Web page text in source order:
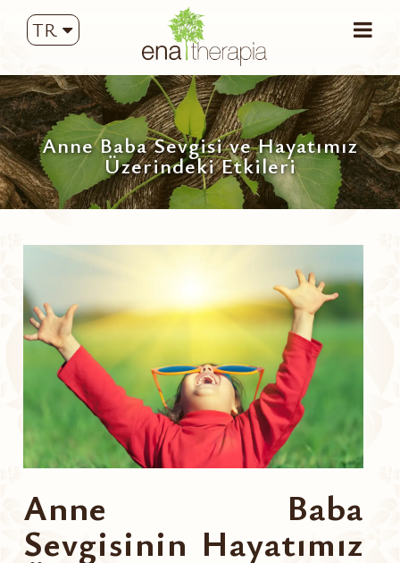
TR
Anne Baba Sevgisi ve Hayatımız
Üzerindeki Etkileri
Anne Baba
Sevgisinin Hayatımız